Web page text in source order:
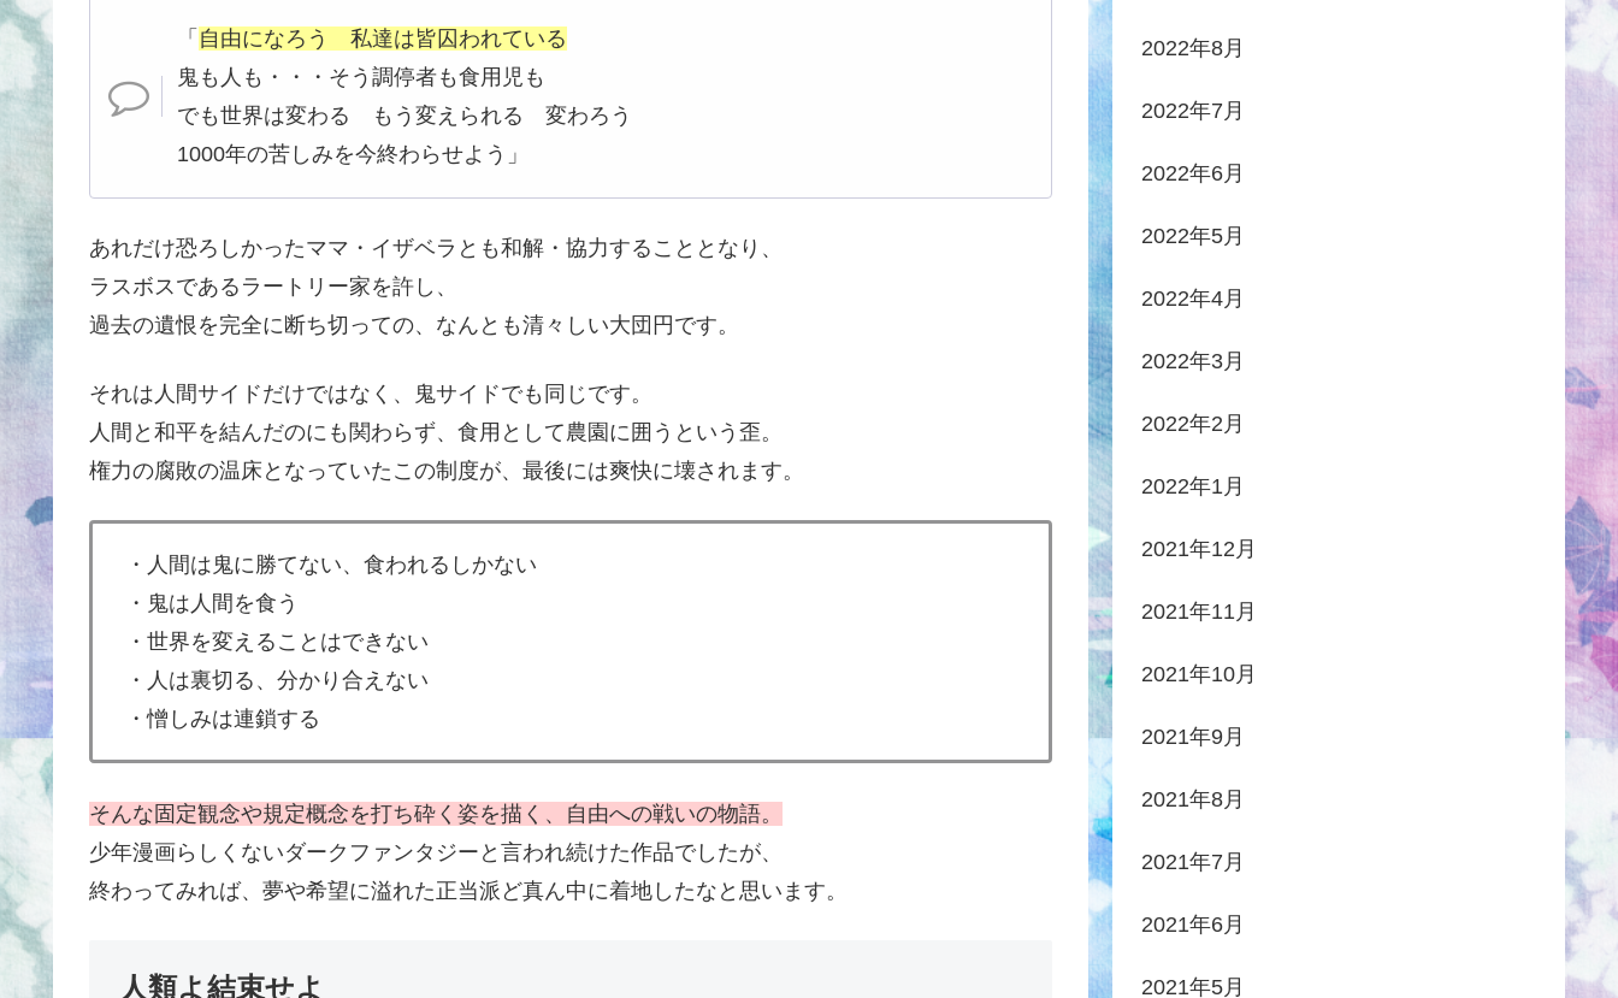
「 自由になろう 私達は皆囚われている
鬼も人も・・・そう調停者も食用児も
でも世界は変わる もう変えられる 変わろう
1000年の苦しみを今終わらせよう」
あれだけ恐ろしかったママ・イザベラとも和解・協力することとなり、
ラスボスであるラートリー家を許し、
過去の遺恨を完全に断ち切っての、なんとも清々しい大団円です。
それは人間サイドだけではなく、鬼サイドでも同じです。
人間と和平を結んだのにも関わらず、食用として農園に囲うという歪。
権力の腐敗の温床となっていたこの制度が、最後には爽快に壊されます。
・人間は鬼に勝てない、食われるしかない
・鬼は人間を食う
・世界を変えることはできない
・人は裏切る、分かり合えない
・憎しみは連鎖する
そんな固定観念や規定概念を打ち砕く姿を描く、自由への戦いの物語。
少年漫画らしくないダークファンタジーと言われ続けた作品でしたが、
終わってみれば、夢や希望に溢れた正当派ど真ん中に着地したなと思います。
人類よ結束せよ
2022年8月
2022年7月
2022年6月
2022年5月
2022年4月
2022年3月
2022年2月
2022年1月
2021年12月
2021年11月
2021年10月
2021年9月
2021年8月
2021年7月
2021年6月
2021年5月